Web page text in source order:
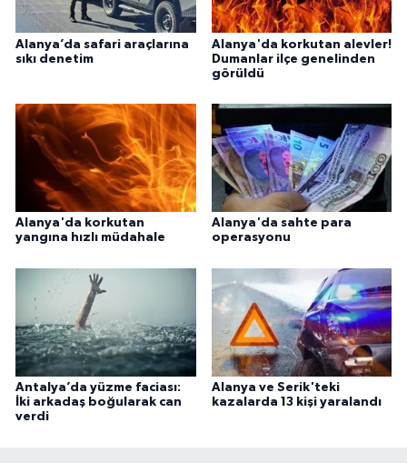
Alanya’da safari araçlarına
sıkı denetim
Alanya'da korkutan alevler!
Dumanlar ilçe genelinden
görüldü
Alanya'da korkutan
yangına hızlı müdahale
Alanya'da sahte para
operasyonu
Antalya’da yüzme faciası:
İki arkadaş boğularak can
verdi
Alanya ve Serik'teki
kazalarda 13 kişi yaralandı